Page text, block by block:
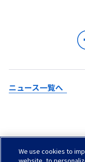
ニュース一覧へ
Check in AGC
We use cookies to